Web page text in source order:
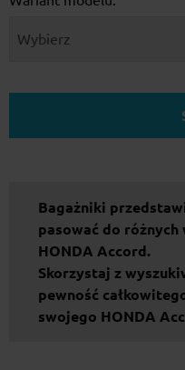
Bagażniki
pasować do
HONDA Accord.
Skorzystaj z
pewność
swojego HONDA